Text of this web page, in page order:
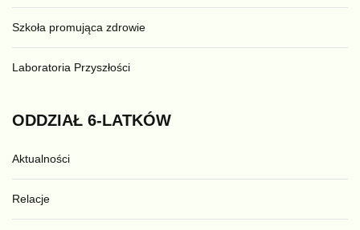
Szkoła promująca zdrowie
Laboratoria Przyszłości
ODDZIAŁ 6-LATKÓW
Aktualności
Relacje